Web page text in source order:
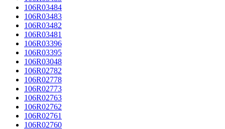
106R03484
106R03483
106R03482
106R03481
106R03396
106R03395
106R03048
106R02782
106R02778
106R02773
106R02763
106R02762
106R02761
106R02760